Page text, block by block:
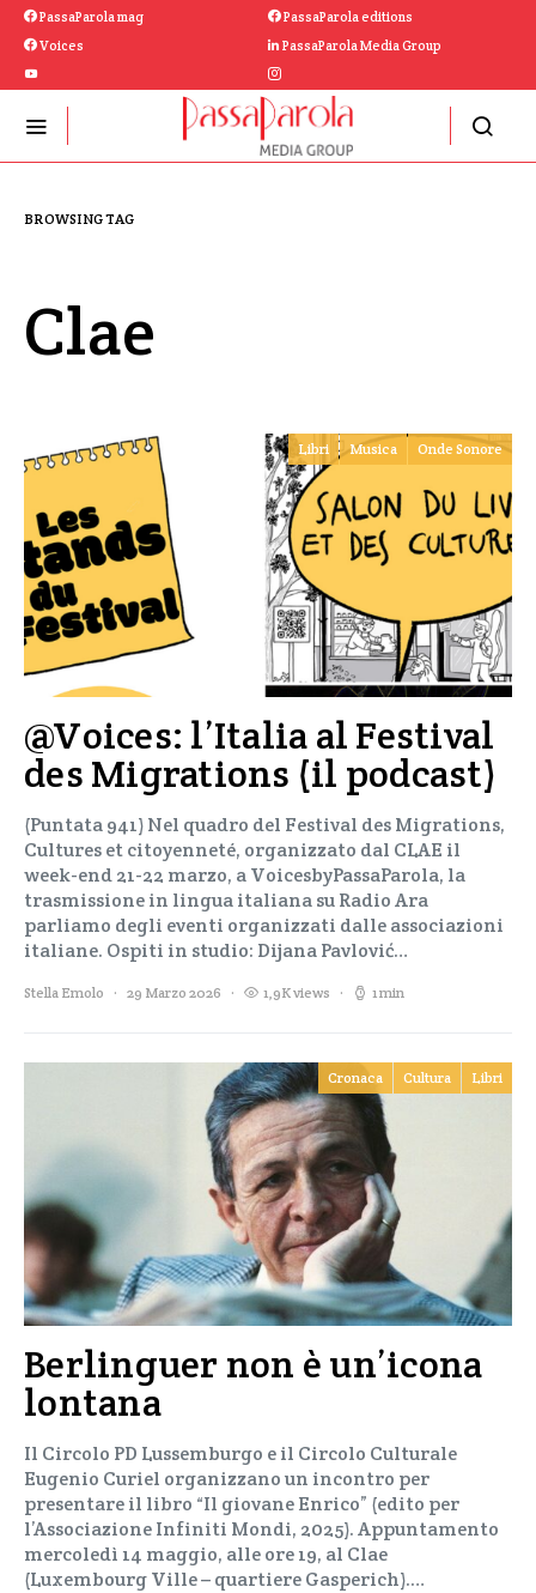
PassaParola mag
PassaParola editions
Voices
PassaParola Media Group
BROWSING TAG
Clae
Libri Musica Onde Sonore
@Voices: l’Italia al Festival
des Migrations (il podcast)
(Puntata 941) Nel quadro del Festival des Migrations,
Cultures et citoyenneté, organizzato dal CLAE il
week-end 21-22 marzo, a VoicesbyPassaParola, la
trasmissione in lingua italiana su Radio Ara
parliamo degli eventi organizzati dalle associazioni
italiane. Ospiti in studio: Dijana Pavlović…
Stella Emolo 29 Marzo 2026 1,9K views 1 min
Cronaca Cultura Libri
Berlinguer non è un’icona
lontana
Il Circolo PD Lussemburgo e il Circolo Culturale
Eugenio Curiel organizzano un incontro per
presentare il libro “Il giovane Enrico” (edito per
l’Associazione Infiniti Mondi, 2025). Appuntamento
mercoledì 14 maggio, alle ore 19, al Clae
(Luxembourg Ville – quartiere Gasperich).…